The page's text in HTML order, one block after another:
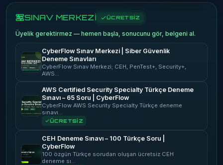
SINAV MERKEZİ ÜCRETSİZ
Üyelik gerektirmez — hemen başla, sonucunu gör, belgeni al.
CyberFlow Sınav Merkezi | Siber Güvenlik
Deneme Sınavları
CyberFlow Sınav Merkezi; CEH, PenTest+, Security+,
AWS…
AWS Certified Security Specialty Türkçe Deneme
Sınavı – 65 Soru | CyberFlow
CyberFlow AWS Security Specialty Türkçe deneme
sınavı…
ÜCRETSİZ
CEH Deneme Sınavı – 100 Türkçe Soru |
CyberFlow
100 özgün Türkçe sorudan oluşan ücretsiz CEH
deneme sı…